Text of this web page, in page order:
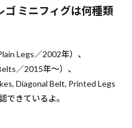
ゴ ミニフィグは何種類
Legs／2002年）、
／2015年〜）、
Diagonal Belt, Printed Legs
できているよ。